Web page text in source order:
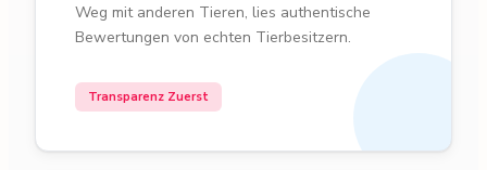
Weg mit anderen Tieren, lies authentische
Bewertungen von echten Tierbesitzern.
Transparenz Zuerst